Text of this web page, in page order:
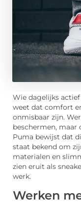
Wie dagelijks
weet dat comfort
onmisbaar zijn.
beschermen, maar
Puma bewijst dat
staat bekend om
materialen en
zien eruit als
werk.
Werken